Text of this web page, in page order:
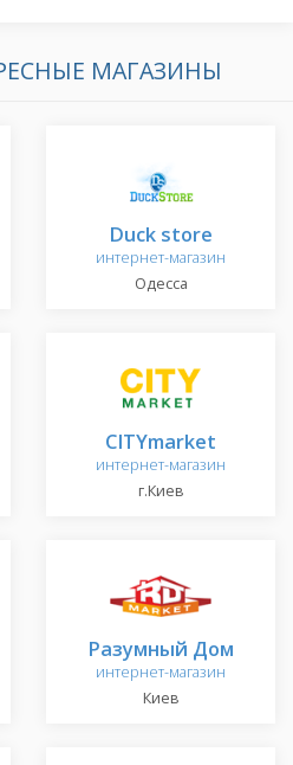
МАГАЗИНЫ
Duck store
интернет-магазин
Одесса
CITYmarket
интернет-магазин
г.Киев
Разумный Дом
интернет-магазин
Киев